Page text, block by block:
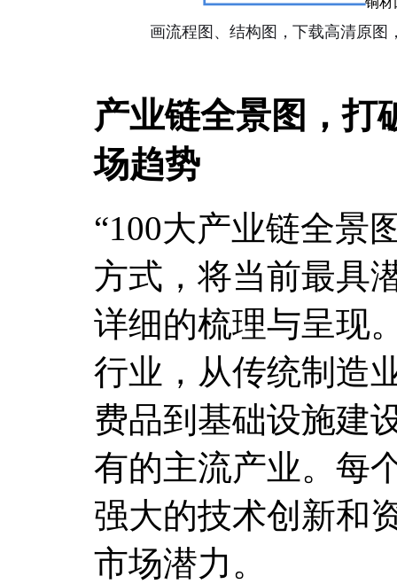
产业链全景图，打
场趋势
“100大产业链全景
方式，将当前最具
详细的梳理与呈现
行业，从传统制造
费品到基础设施建
有的主流产业。每
强大的技术创新和
市场潜力。